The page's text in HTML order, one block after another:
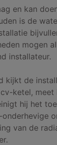
en kan
is de
mogen
installateur.
kijkt de
ketel, meet
hij het
van de